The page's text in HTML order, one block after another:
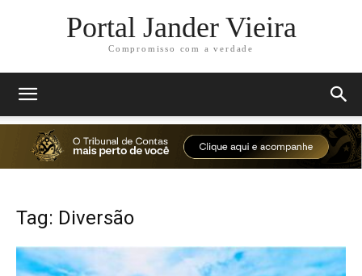
Portal Jander Vieira
Compromisso com a verdade
Tag: Diversão